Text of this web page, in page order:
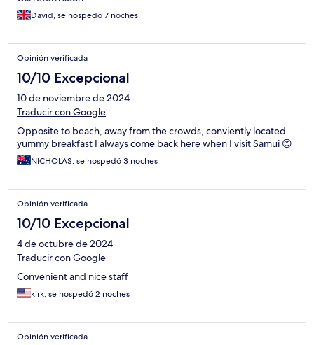
David, se hospedó 7 noches
Opinión verificada
10/10 Excepcional
10 de noviembre de 2024
Traducir con Google
Opposite to beach, away from the crowds, conviently located
yummy breakfast I always come back here when I visit Samui 😊
NICHOLAS, se hospedó 3 noches
Opinión verificada
10/10 Excepcional
4 de octubre de 2024
Traducir con Google
Convenient and nice staff
kirk, se hospedó 2 noches
Opinión verificada